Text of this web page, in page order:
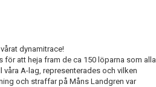
dynamitrace!
för att heja fram de ca 150 löparna som alla
A-lag, representerades och vilken
och straffar på Måns Landgren var